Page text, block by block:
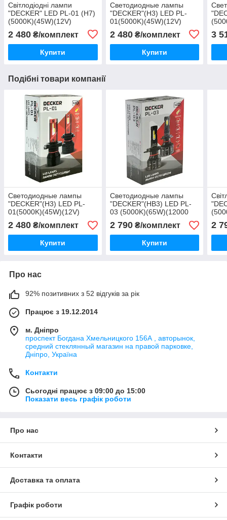
Світлодіодні лампи
"DECKER" LED PL-01 (H7)
(5000K)(45W)(12V)
2 480 ₴/комплект
Купити
Светодиодные лампы
"DECKER"(H3) LED PL-
01(5000K)(45W)(12V)
2 480₴/комплект
Купити
3
Подібні товари компанії
Светодиодные лампы
"DECKER"(H3) LED PL-
01(5000K)(45W)(12V)
2 480 ₴/комплект
Купити
Светодиодные лампы
"DECKER"(HB3) LED PL-
03 (5000K)(65W)(12000
Lm)(12V)
2 790₴/комплект
Купити
(9-
2
Про нас
92% позитивних з 52 відгуків за рік
Працює з 19.12.2014
м. Дніпро
проспект Богдана Хмельницкого 156А , авторынок,
средний стеклянный магазин на правой парковке,
Дніпро, Україна
Контакти
Сьогодні працює з 09:00 до 15:00
Показати весь графік роботи
Про нас
Контакти
Доставка та оплата
Графік роботи